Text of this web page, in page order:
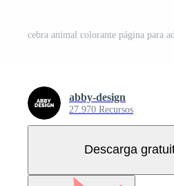
cebra animal colorante página para
abby-design
27.970 Recursos
Descarga